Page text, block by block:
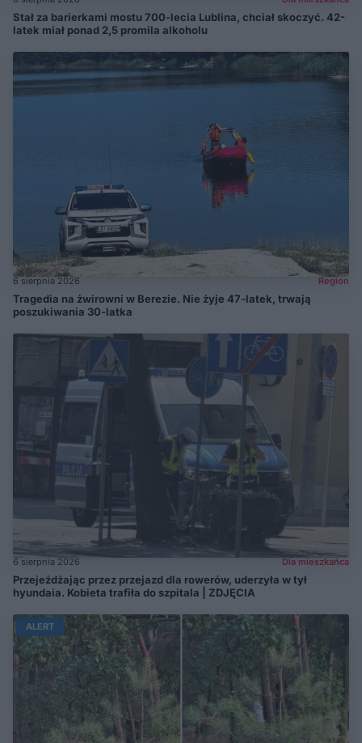
Stał za barierkami mostu 700-lecia Lublina, chciał skoczyć. 42-
latek miał ponad 2,5 promila alkoholu
6 sierpnia 2026 Region
Tragedia na żwirowni w Berezie. Nie żyje 47-latek, trwają
poszukiwania 30-latka
6 sierpnia 2026 Dla mieszkańca
Przejeżdżając przez przejazd dla rowerów, uderzyła w tył
hyundaia. Kobieta trafiła do szpitala | ZDJĘCIA
ALERT